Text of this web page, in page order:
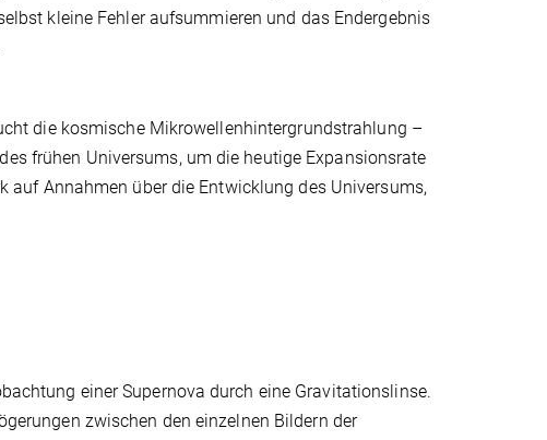
kleine Fehler aufsummieren und das Endergebnis
die kosmische Mikrowellenhintergrundstrahlung –
frühen Universums, um die heutige Expansionsrate
auf Annahmen über die Entwicklung des Universums,
einer Supernova durch eine Gravitationslinse.
zwischen den einzelnen Bildern der